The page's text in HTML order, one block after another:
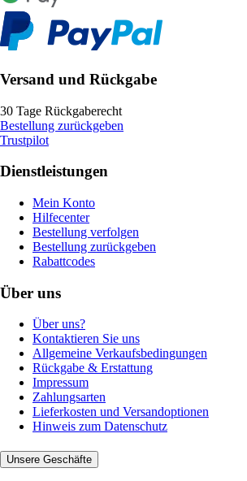
Versand und Rückgabe
30 Tage Rückgaberecht
Bestellung zurückgeben
Trustpilot
Dienstleistungen
Mein Konto
Hilfecenter
Bestellung verfolgen
Bestellung zurückgeben
Rabattcodes
Über uns
Über uns?
Kontaktieren Sie uns
Allgemeine Verkaufsbedingungen
Rückgabe & Erstattung
Impressum
Zahlungsarten
Lieferkosten und Versandoptionen
Hinweis zum Datenschutz
Unsere Geschäfte